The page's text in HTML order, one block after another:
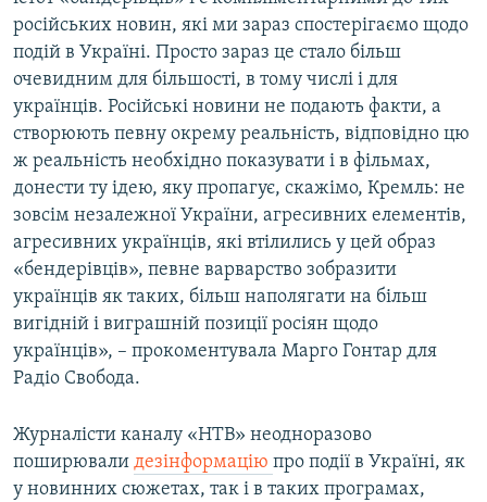
російських новин, які ми зараз спостерігаємо щодо
подій в Україні. Просто зараз це стало більш
очевидним для більшості, в тому числі і для
українців. Російські новини не подають факти, а
створюють певну окрему реальність, відповідно цю
ж реальність необхідно показувати і в фільмах,
донести ту ідею, яку пропагує, скажімо, Кремль: не
зовсім незалежної України, агресивних елементів,
агресивних українців, які втілились у цей образ
«бендерівців», певне варварство зобразити
українців як таких, більш наполягати на більш
вигідній і виграшній позиції росіян щодо
українців», – прокоментувала Марго Гонтар для
Радіо Свобода.
Журналісти каналу «НТВ» неодноразово
поширювали дезінформацію про події в Україні, як
у новинних сюжетах, так і в таких програмах,